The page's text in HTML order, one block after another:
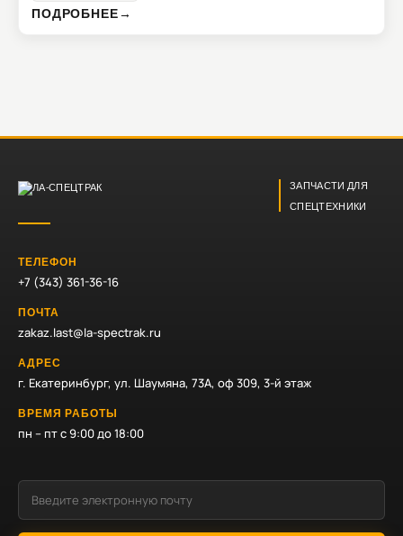
ПОДРОБНЕЕ→
ЗАПЧАСТИ ДЛЯ
СПЕЦТЕХНИКИ
ТЕЛЕФОН
+7 (343) 361-36-16
ПОЧТА
zakaz.last@la-spectrak.ru
АДРЕС
г. Екатеринбург, ул. Шаумяна, 73А, оф 309, 3-й этаж
ВРЕМЯ РАБОТЫ
пн – пт с 9:00 до 18:00